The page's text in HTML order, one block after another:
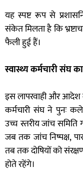
यह स्पष्ट रूप से
संकेत मिलता है कि
फैली हुई हैं।
स्वास्थ्य कर्मचारी संघ
इस लापरवाही और आदेश
कर्मचारी संघ ने पुनः
उच्च स्तरीय जांच
जब तक जांच निष्पक्ष,
तब तक दोषियों को
होते रहेंगे।